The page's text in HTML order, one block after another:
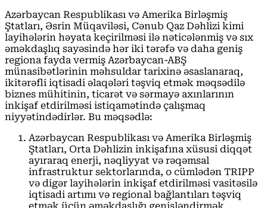
Azərbaycan Respublikası və Amerika Birləşmiş
Ştatları, Əsrin Müqaviləsi, Cənub Qaz Dəhlizi kimi
layihələrin həyata keçirilməsi ilə nəticələnmiş və sıx
əməkdaşlıq sayəsində hər iki tərəfə və daha geniş
regiona fayda vermiş Azərbaycan-ABŞ
münasibətlərinin məhsuldar tarixinə əsaslanaraq,
ikitərəfli iqtisadi əlaqələri təşviq etmək məqsədilə
biznes mühitinin, ticarət və sərmayə axınlarının
inkişaf etdirilməsi istiqamətində çalışmaq
niyyətindədirlər. Bu məqsədlə:
Azərbaycan Respublikası və Amerika Birləşmiş
Ştatları, Orta Dəhlizin inkişafına xüsusi diqqət
ayıraraq enerji, nəqliyyat və rəqəmsal
infrastruktur sektorlarında, o cümlədən TRIPP
və digər layihələrin inkişaf etdirilməsi vasitəsilə
iqtisadi artımı və regional bağlantıları təşviq